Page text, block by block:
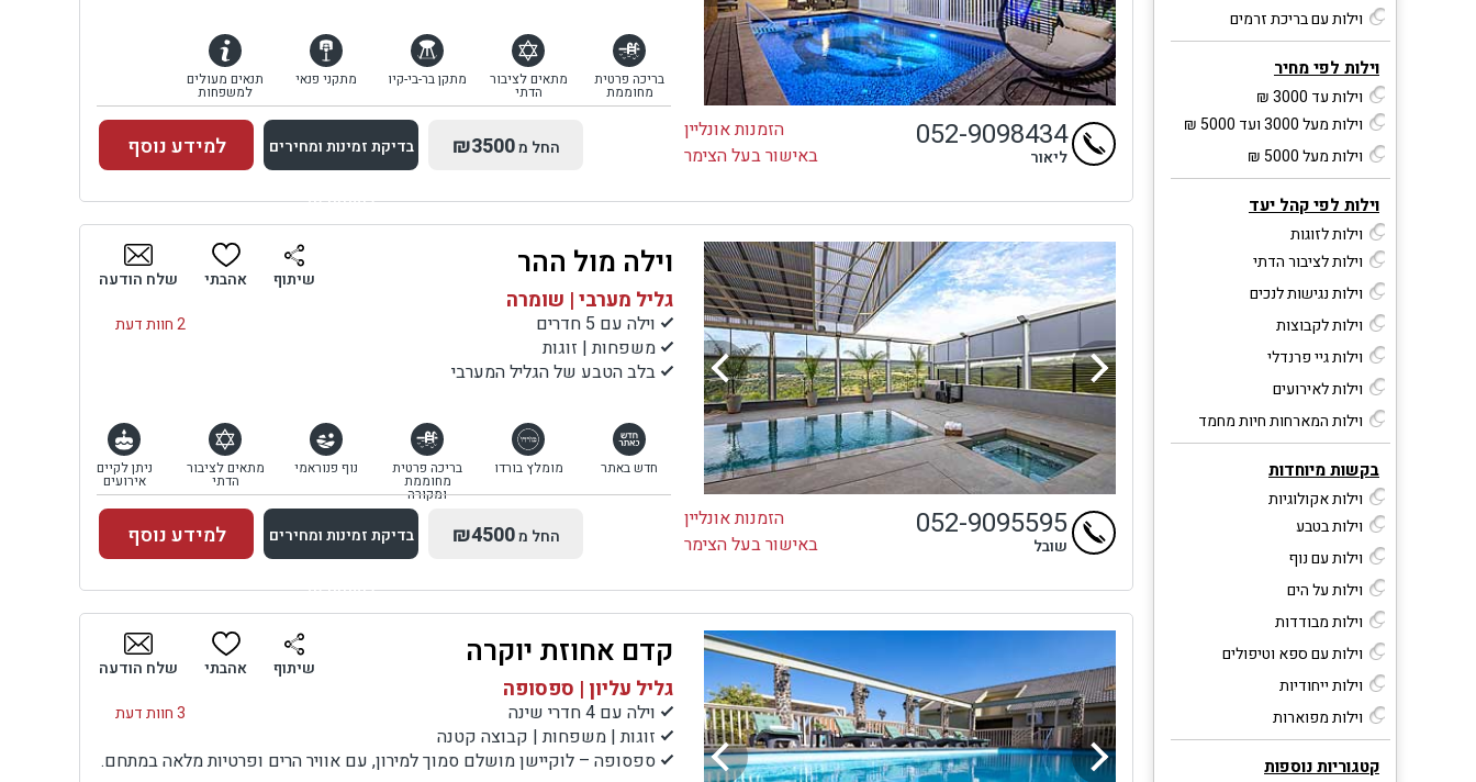
וילות עם בריכת זרמים
וילות לפי מחיר
וילות עד 3000 ₪
וילות מעל 3000 ועד 5000 ₪
וילות מעל 5000 ₪
וילות לפי קהל יעד
וילות לזוגות
וילות לציבור הדתי
וילות נגישות לנכים
וילות לקבוצות
וילות גיי פרנדלי
וילות לאירועים
וילות המארחות חיות מחמד
בקשות מיוחדות
וילות אקולוגיות
וילות בטבע
וילות עם נוף
וילות על הים
וילות מבודדות
וילות עם ספא וטיפולים
וילות ייחודיות
וילות מפוארות
קטגוריות נוספות
בריכה פרטית
מחוממת
מתאים לציבור
הדתי
מתקן בר-בי-קיו מתקני פנאי תנאים מעולים
למשפחות
הזמנות אונליין
באישור בעל הצימר
052-9098434
ליאור החל מ₪3500 בדיקת זמינות ומחירים
למתחם זה
בדיקת זמינות ומחירים
למידע נוסף
וילה מול ההר
גליל מערבי | שומרה
2 חוות דעת
וילה עם 5 חדרים
משפחות | זוגות
בלב הטבע של הגליל המערבי
שיתוף אהבתי שלח הודעה
חדש באתר מומלץ בורדו בריכה פרטית
מחוממת
ומקורה
נוף פנוראמי מתאים לציבור
הדתי
ניתן לקיים
אירועים
הזמנות אונליין
באישור בעל הצימר
052-9095595
שובל החל מ₪4500 בדיקת זמינות ומחירים
למתחם זה
בדיקת זמינות ומחירים
למידע נוסף
קדם אחוזת יוקרה
גליל עליון | ספסופה
3 חוות דעת
וילה עם 4 חדרי שינה
זוגות | משפחות | קבוצה קטנה
ספסופה – לוקיישן מושלם סמוך למירון, עם אוויר הרים ופרטיות מלאה במתחם.
שיתוף אהבתי שלח הודעה